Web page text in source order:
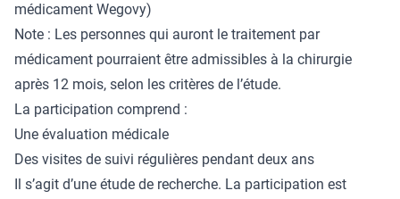
médicament Wegovy)
Note : Les personnes qui auront le traitement par
médicament pourraient être admissibles à la chirurgie
après 12 mois, selon les critères de l’étude.
La participation comprend :
Une évaluation médicale
Des visites de suivi régulières pendant deux ans
Il s’agit d’une étude de recherche. La participation est